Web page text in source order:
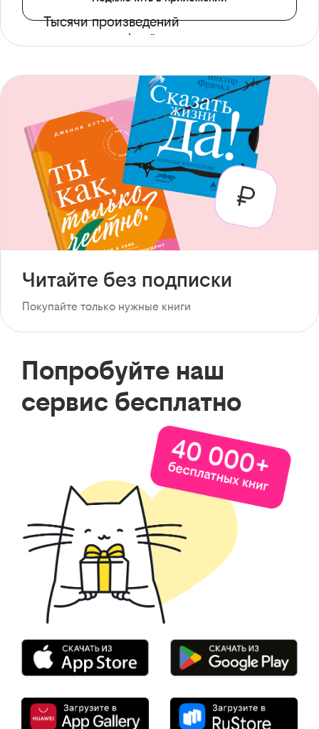
Тысячи произведений
с доступом офлайн
Читайте без подписки
Покупайте только нужные книги
Попробуйте наш
сервис бесплатно